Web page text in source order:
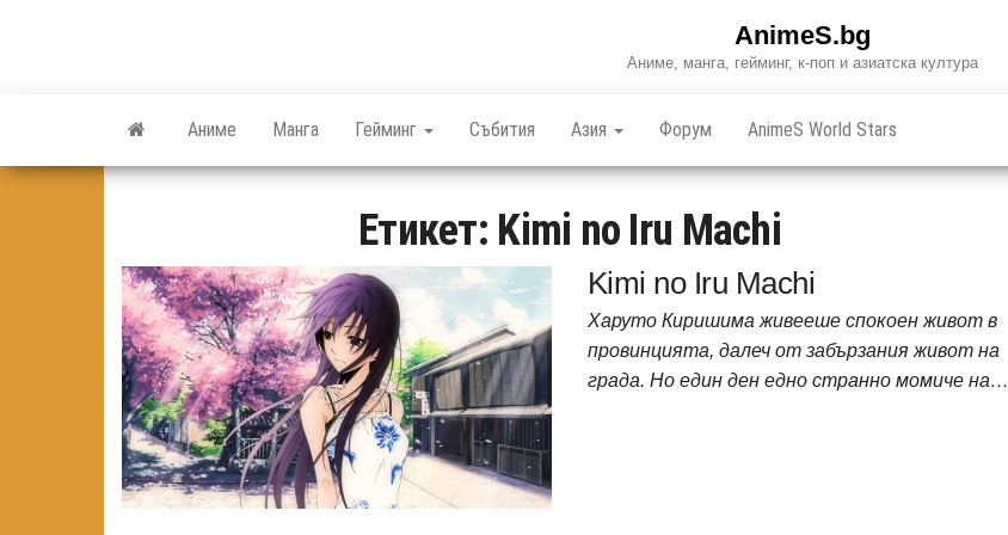
AnimeS.bg
Аниме, манга, гейминг, к-поп и азиатска култура
Аниме Манга Гейминг Събития Азия Форум AnimeS World Stars
Етикет: Kimi no Iru Machi
Kimi no Iru Machi
Харуто Киришима живееше спокоен живот в
провинцията, далеч от забързания живот на
града. Но един ден едно странно момиче на…